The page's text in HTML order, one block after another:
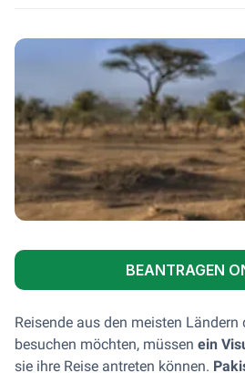
BEANTRAGEN
Reisende aus den meisten Ländern
besuchen möchten, müssen ein
sie ihre Reise antreten können.